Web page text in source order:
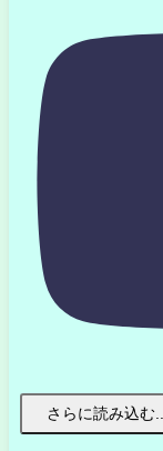
さらに読み込む...